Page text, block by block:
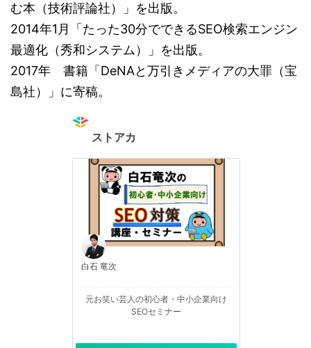
む本（技術評論社）」を出版。
2014年1月「たった30分でできるSEO検索エンジン
最適化（秀和システム）」を出版。
2017年 書籍「DeNAと万引きメディアの大罪（宝
島社）」に寄稿。
ストアカ
白石 竜次
元お笑い芸人の初心者・中小企業向け
SEOセミナー